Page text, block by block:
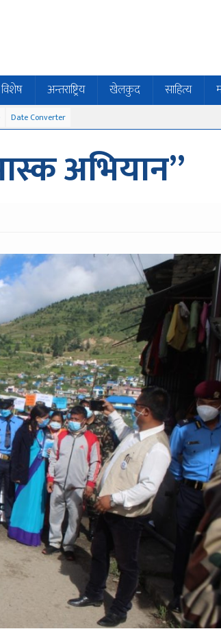
विशेष अन्तराष्ट्रिय खेलकुद साहित्य
Date Converter
अभियान”